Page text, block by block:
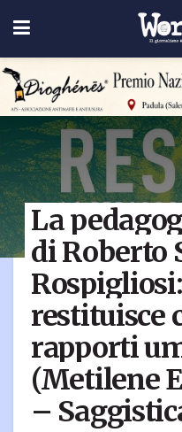
La
di Roberto
restituisce
rapporti
(Metilene
–